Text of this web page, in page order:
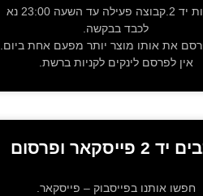
מכירות יד 2.קבוצה פעילה עד השעה 23:00 נא
לכבד בבקשה.
את אותו מוצר יותר מפעם אחת ביום.
אין לפרסם לינקים לקניות ברשת.
2 פייסקאר ופרסום
חפשו אותנו בפייסבוק – פייסקאר.